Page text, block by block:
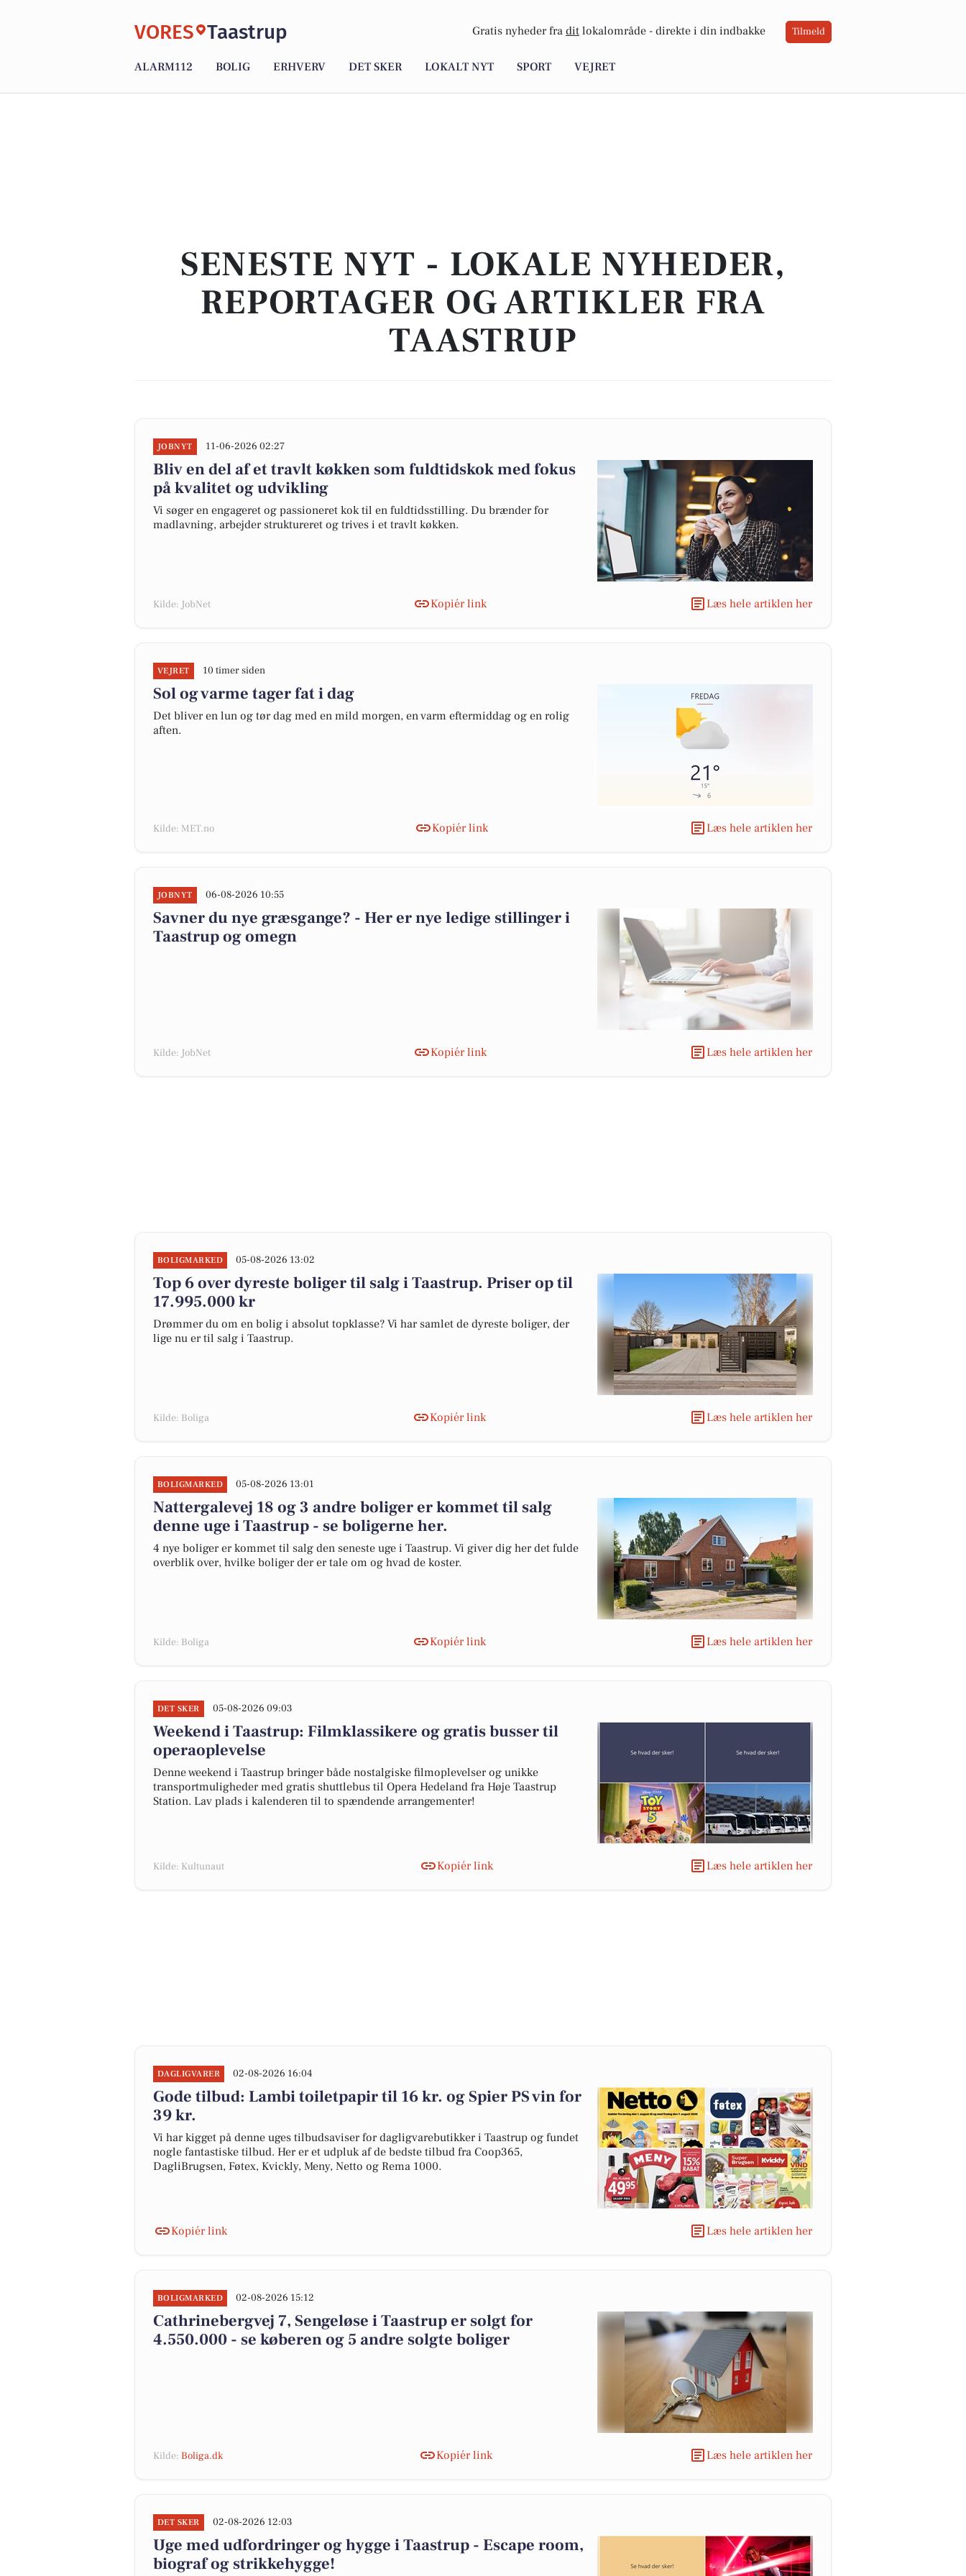
VORES Taastrup Gratis nyheder fra dit lokalområde - direkte i din indbakke Tilmeld
ALARM112 BOLIG ERHVERV DET SKER LOKALT NYT SPORT VEJRET
SENESTE NYT - LOKALE NYHEDER,
REPORTAGER OG ARTIKLER FRA
TAASTRUP
JOBNYT 11-06-2026 02:27
Bliv en del af et travlt køkken som fuldtidskok med fokus
på kvalitet og udvikling
Vi søger en engageret og passioneret kok til en fuldtidsstilling. Du brænder for
madlavning, arbejder struktureret og trives i et travlt køkken.
Kilde: JobNet Kopiér link Læs hele artiklen her
VEJRET 10 timer siden
Sol og varme tager fat i dag
Det bliver en lun og tør dag med en mild morgen, en varm eftermiddag og en rolig
aften.
Kilde: MET.no Kopiér link Læs hele artiklen her
JOBNYT 06-08-2026 10:55
Savner du nye græsgange? - Her er nye ledige stillinger i
Taastrup og omegn
Kilde: JobNet Kopiér link Læs hele artiklen her
BOLIGMARKED 05-08-2026 13:02
Top 6 over dyreste boliger til salg i Taastrup. Priser op til
17.995.000 kr
Drømmer du om en bolig i absolut topklasse? Vi har samlet de dyreste boliger, der
lige nu er til salg i Taastrup.
Kilde: Boliga Kopiér link Læs hele artiklen her
BOLIGMARKED 05-08-2026 13:01
Nattergalevej 18 og 3 andre boliger er kommet til salg
denne uge i Taastrup - se boligerne her.
4 nye boliger er kommet til salg den seneste uge i Taastrup. Vi giver dig her det fulde
overblik over, hvilke boliger der er tale om og hvad de koster.
Kilde: Boliga Kopiér link Læs hele artiklen her
DET SKER 05-08-2026 09:03
Weekend i Taastrup: Filmklassikere og gratis busser til
operaoplevelse
Denne weekend i Taastrup bringer både nostalgiske filmoplevelser og unikke
transportmuligheder med gratis shuttlebus til Opera Hedeland fra Høje Taastrup
Station. Lav plads i kalenderen til to spændende arrangementer!
Kilde: Kultunaut Kopiér link Læs hele artiklen her
DAGLIGVARER 02-08-2026 16:04
Gode tilbud: Lambi toiletpapir til 16 kr. og Spier PS vin for
39 kr.
Vi har kigget på denne uges tilbudsaviser for dagligvarebutikker i Taastrup og fundet
nogle fantastiske tilbud. Her er et udpluk af de bedste tilbud fra Coop365,
DagliBrugsen, Føtex, Kvickly, Meny, Netto og Rema 1000.
Kopiér link Læs hele artiklen her
BOLIGMARKED 02-08-2026 15:12
Cathrinebergvej 7, Sengeløse i Taastrup er solgt for
4.550.000 - se køberen og 5 andre solgte boliger
Kilde: Boliga.dk Kopiér link Læs hele artiklen her
DET SKER 02-08-2026 12:03
Uge med udfordringer og hygge i Taastrup - Escape room,
biograf og strikkehygge!